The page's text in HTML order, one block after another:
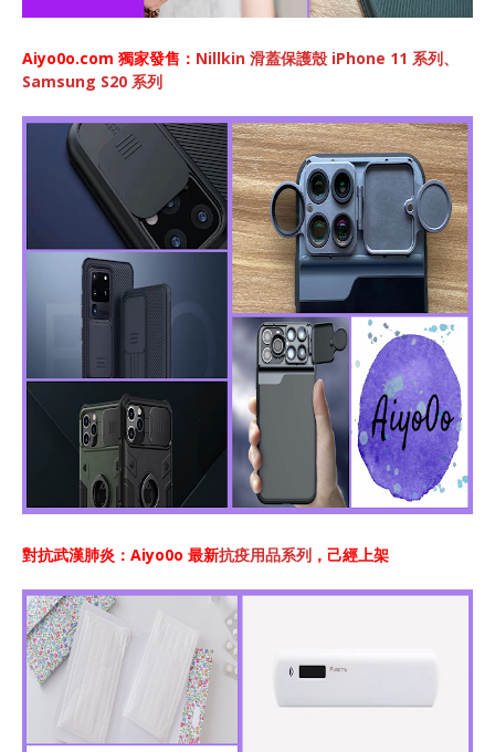
Aiyo0o.com 獨家發售： Nillkin 滑蓋保護殼 iPhone 11 系列、
Samsung S20 系列
對抗武漢肺炎：Aiyo0o 最新抗疫用品系列 ，己經上架